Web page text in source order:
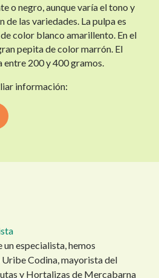
o negro, aunque varía el tono y
de las variedades. La pulpa es
color blanco amarillento. En el
pepita de color marrón. El
entre 200 y 400 gramos.
información:
especialista, hemos
Codina, mayorista del
y Hortalizas de Mercabarna